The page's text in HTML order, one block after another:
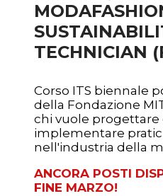
MODA
TECHNICIAN
Corso ITS biennale
della Fondazione
chi vuole progettare
implementare
nell'industria della
ANCORA POSTI
FINE MARZO!